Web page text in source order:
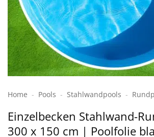
Home - Pools - Stahlwand­pools -
Einzelbecken Stahl­wand-
300 x 150 cm | Poolfolie